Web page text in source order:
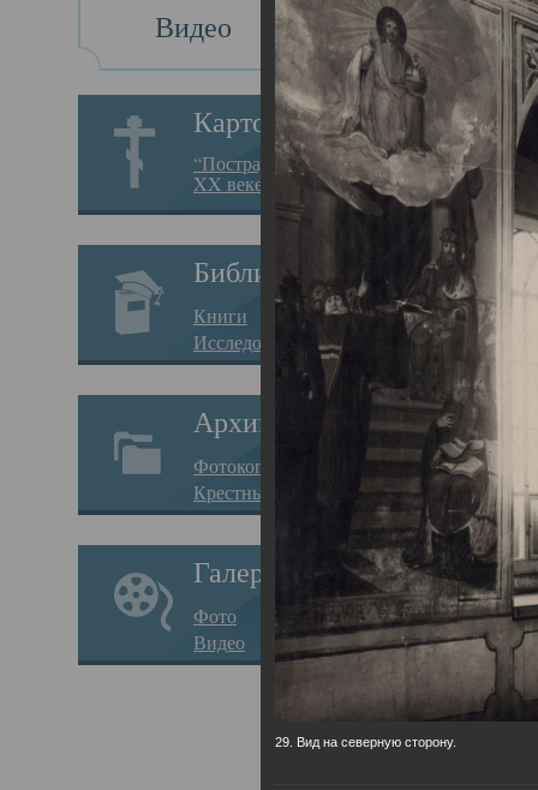
Видео
Картотека
“Пострадавшие за веру в
XX веке на Севере”
Библиотека
Книги
Исследования
Архив
Фотокопии дел
Крестные ходы
Галерея
Фото
Видео
29. Вид на северную сторону.